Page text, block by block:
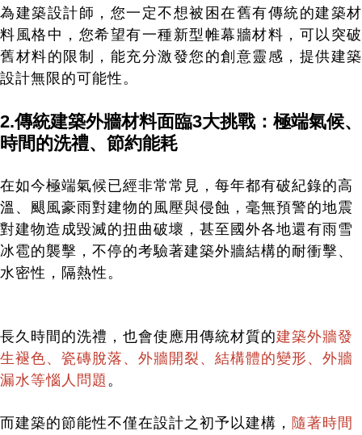
為建築設計師，您一定不想被困在舊有傳統的建築材
料風格中，您希望有一種新型帷幕牆材料，可以突破
舊材料的限制，能充分激發您的創意靈感，提供建築
設計無限的可能性。
2.傳統建築外牆材料面臨3大挑戰：極端氣候、
時間的洗禮、節約能耗
在如今極端氣候已經非常常見，每年都有破紀錄的高
溫、颶風豪雨對建物的風壓與侵蝕，毫無預警的地震
對建物造成毀滅的扭曲破壞，甚至國外各地還有雨雪
冰雹的襲擊，不停的考驗著建築外牆結構的耐衝擊、
水密性，隔熱性。
長久時間的洗禮，也會使應用傳統材質的建築外牆發
生褪色、瓷磚脫落、外牆開裂、結構體的變形、外牆
漏水等惱人問題 。
而建築的節能性不僅在設計之初予以建構， 隨著時間